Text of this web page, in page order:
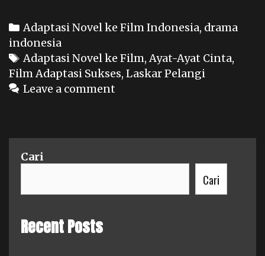
Film
yang
Sukses
Besar
Categories
Adaptasi Novel ke Film Indonesia, drama
indonesia
Tags
Adaptasi Novel ke Film,Ayat-Ayat Cinta,
Film Adaptasi Sukses, Laskar Pelangi
Leave a comment
Cari
Cari
Recent Posts